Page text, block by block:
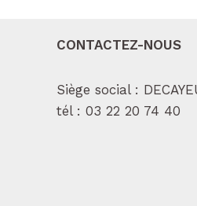
CONTACTEZ-NOUS
Siège social :
tél : 03 22 20 74 40